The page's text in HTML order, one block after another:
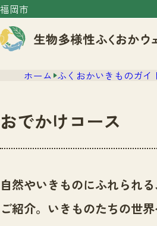
福岡市
センター紹介
センター紹介TOP
サイトポリシー
ニュース
いきものガイド
ホーム ふくおかいきものガイ
おでかけコース
自然やいきものにふれられ
ご紹介。いきものたちの世